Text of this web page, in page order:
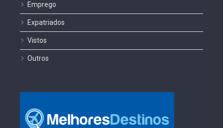
Emprego
Expatriados
Vistos
Outros